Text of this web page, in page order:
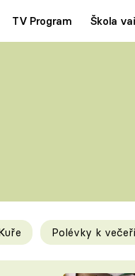
TV Program Škola
Polévky k večeři